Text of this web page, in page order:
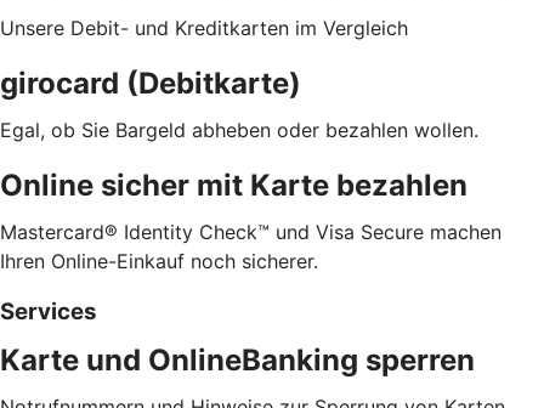
Unsere Debit- und Kreditkarten im Vergleich
girocard (Debitkarte)
Egal, ob Sie Bargeld abheben oder bezahlen wollen.
Online sicher mit Karte bezahlen
Mastercard® Identity Check™ und Visa Secure machen
Ihren Online-Einkauf noch sicherer.
Services
Karte und OnlineBanking sperren